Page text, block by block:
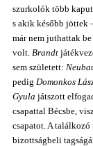
szurkolók több
s akik később jöttek
már nem juthattak
volt. Brandt
sem született:
pedig Domonkos
Gyula játszott
csapattal Bécsbe,
csapatot. A találkozó
bizottságbeli